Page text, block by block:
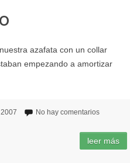
No hay comentarios